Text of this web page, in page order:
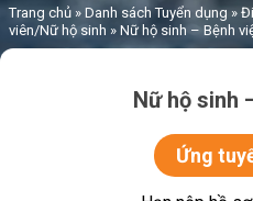
Trang chủ » Danh sách Tuyển dụng »
viên/Nữ hộ sinh » Nữ hộ sinh – Bệnh
Nữ hộ sinh
Ứng